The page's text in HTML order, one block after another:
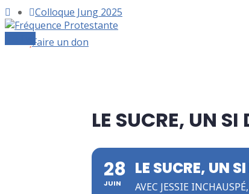
Colloque Jung 2025
Faire un don
LE SUCRE, UN
28
JUIN
LE SUCRE, UN
AVEC JESSIE